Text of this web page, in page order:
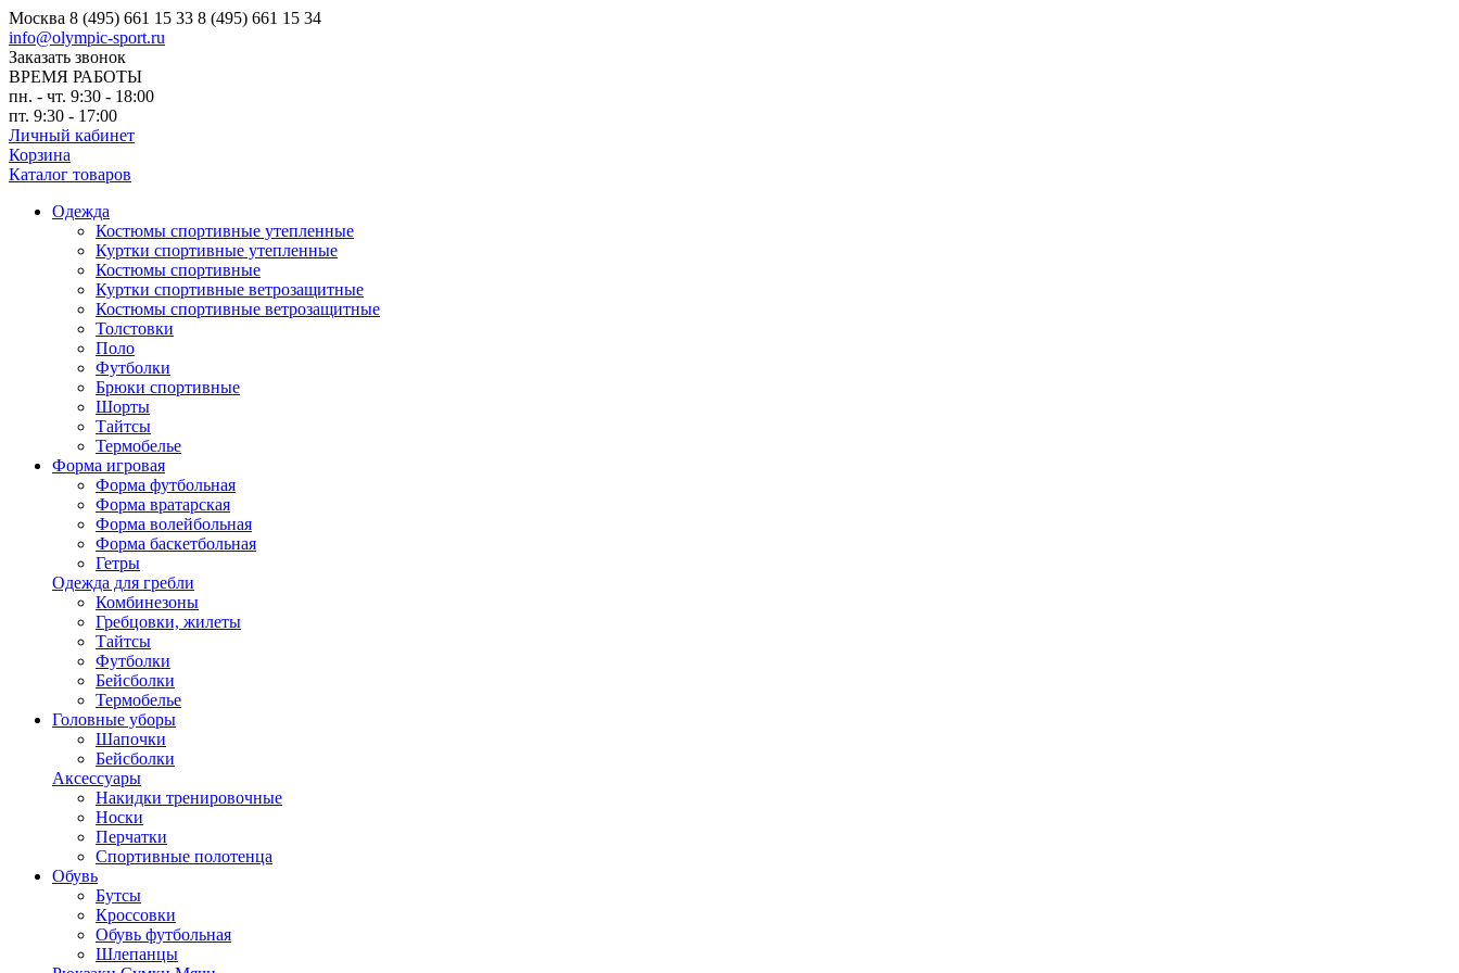
Москва 8 (495) 661 15 33 8 (495) 661 15 34
info@olympic-sport.ru
Заказать звонок
ВРЕМЯ РАБОТЫ
пн. - чт. 9:30 - 18:00
пт. 9:30 - 17:00
Личный кабинет
Корзина
Каталог товаров
Одежда
Костюмы спортивные утепленные
Куртки спортивные утепленные
Костюмы спортивные
Куртки спортивные ветрозащитные
Костюмы спортивные ветрозащитные
Толстовки
Поло
Футболки
Брюки спортивные
Шорты
Тайтсы
Термобелье
Форма игровая
Форма футбольная
Форма вратарская
Форма волейбольная
Форма баскетбольная
Гетры
Одежда для гребли
Комбинезоны
Гребцовки, жилеты
Тайтсы
Футболки
Бейсболки
Термобелье
Головные уборы
Шапочки
Бейсболки
Аксессуары
Накидки тренировочные
Носки
Перчатки
Спортивные полотенца
Обувь
Бутсы
Кроссовки
Обувь футбольная
Шлепанцы